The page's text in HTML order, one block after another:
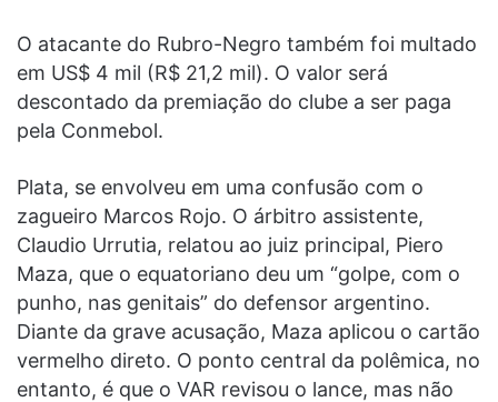
O atacante do Rubro-Negro também foi multado
em US$ 4 mil (R$ 21,2 mil). O valor será
descontado da premiação do clube a ser paga
pela Conmebol.
Plata, se envolveu em uma confusão com o
zagueiro Marcos Rojo. O árbitro assistente,
Claudio Urrutia, relatou ao juiz principal, Piero
Maza, que o equatoriano deu um “golpe, com o
punho, nas genitais” do defensor argentino.
Diante da grave acusação, Maza aplicou o cartão
vermelho direto. O ponto central da polêmica, no
entanto, é que o VAR revisou o lance, mas não